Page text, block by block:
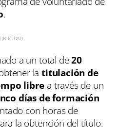
.
a un total de20
la titulación de
libre a través de un
días de formación
con horas de
la obtención del título.